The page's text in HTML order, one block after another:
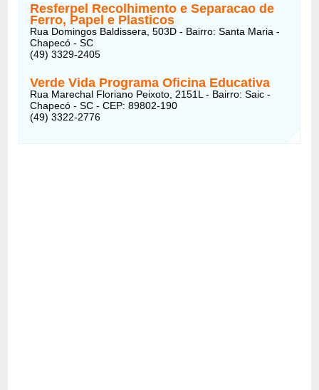
Resferpel Recolhimento e Separacao de
Ferro, Papel e Plasticos
Rua Domingos Baldissera, 503D - Bairro: Santa Maria -
Chapecó - SC
(49) 3329-2405
Verde Vida Programa Oficina Educativa
Rua Marechal Floriano Peixoto, 2151L - Bairro: Saic -
Chapecó - SC - CEP: 89802-190
(49) 3322-2776